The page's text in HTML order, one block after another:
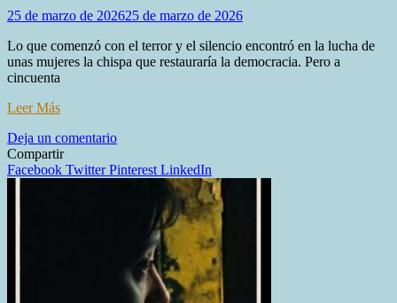
25 de marzo de 202625 de marzo de 2026
Lo que comenzó con el terror y el silencio encontró en la lucha de
unas mujeres la chispa que restauraría la democracia. Pero a
cincuenta
Leer Más
Deja un comentarioen
medio
herida,
memoria
sigue
siendo
Compartir
Facebook TwitterPinterest LinkedIn